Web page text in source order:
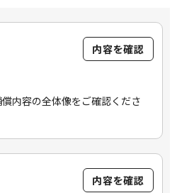
内容を確認
償内容の全体像をご確認くださ
内容を確認